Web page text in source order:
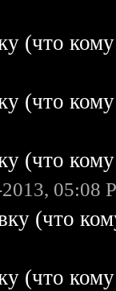
(что
(что
(что
05:08
(что
(что